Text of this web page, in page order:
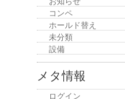
コンペ
ホールド替え
未分類
設備
メタ情報
ログイン